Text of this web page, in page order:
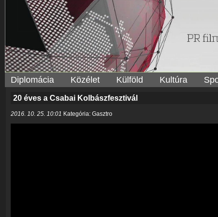
Diplomácia Közélet Külföld Kultúra
20 éves a Csabai Kolbászfesztivál
2016. 10. 25. 10:01 Kategória: Gasztro